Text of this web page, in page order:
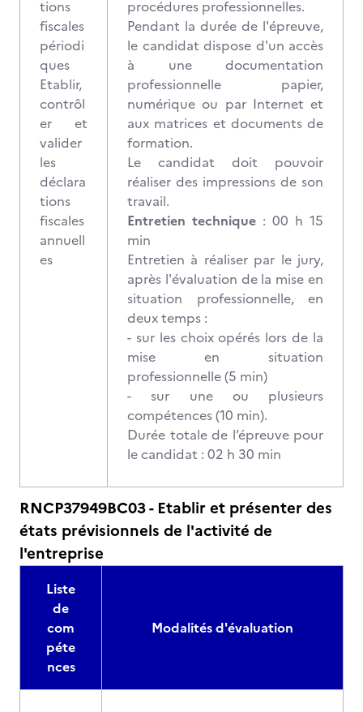
tions
fiscales
périodi
ques
Etablir,
contrôl
er et
valider
les
déclara
tions
fiscales
annuell
es
procédures professionnelles.
Pendant la durée de l'épreuve,
le candidat dispose d'un accès
à une documentation
professionnelle papier,
numérique ou par Internet et
aux matrices et documents de
formation.
Le candidat doit pouvoir
réaliser des impressions de son
travail.
Entretien technique : 00 h 15
min
Entretien à réaliser par le jury,
après l'évaluation de la mise en
situation professionnelle, en
deux temps :
- sur les choix opérés lors de la
mise en situation
professionnelle (5 min)
- sur une ou plusieurs
compétences (10 min).
Durée totale de l’épreuve pour
le candidat : 02 h 30 min
RNCP37949BC03 - Etablir et présenter des
états prévisionnels de l'activité de
l'entreprise
Liste
de
com
péte
nces
Modalités d'évaluation